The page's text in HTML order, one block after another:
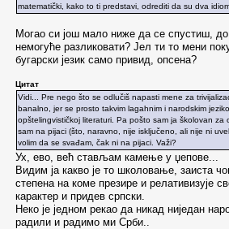
matematički, kako to ti predstavi, odrediti da su dva
Могао си још мало ниже да се спустиш, до
немогуће разликовати? Јел ти то мени
бугарски језик само привид, опсена?
Цитат
Vidi... Pre nego što se odlučiš napasti mene za
banalno, jer se prosto takvim lagahnim i narodskim
opštelingvističkoj literaturi. Pa pošto sam ja školovan
sam na pijaci (što, naravno, nije isključeno, ali nije ni
volim da se svađam, čak ni na pijaci. Važi?
Ух, ево, већ стављам камење у џепове...
Видим ја какво је то школовање, заиста
степена на коме презире и релативизује
карактер и придев српски.
Неко је једном рекао да никад ниједан
радили и радимо ми Срби..